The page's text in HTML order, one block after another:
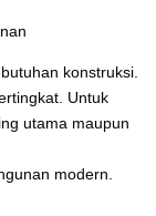
konstruksi.
Untuk
utama maupun
modern.